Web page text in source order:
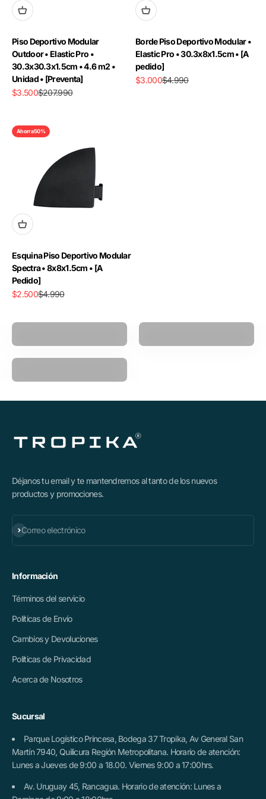
Piso Deportivo Modular
Outdoor • Elastic Pro •
30.3x30.3x1.5cm • 4.6 m2 •
Unidad • [Preventa]
Precio de oferta
$3.500Precio normal
$207.990
Borde Piso Deportivo Modular •
Elastic Pro • 30.3x8x1.5cm • [A
pedido]
Precio de oferta
$3.000Precio normal
$4.990
Ahorra 50%
Esquina Piso Deportivo Modular
Spectra • 8x8x1.5cm • [A
Pedido]
Precio de oferta
$2.500Precio normal
$4.990
Déjanos tu email y te mantendremos al tanto de los nuevos
productos y promociones.
Correo electrónico
Suscribirse
Información
Términos del servicio
Políticas de Envío
Cambios y Devoluciones
Políticas de Privacidad
Acerca de Nosotros
Sucursal
Parque Logístico Princesa, Bodega 37 Tropika, Av General San
Martín 7940, Quilicura Región Metropolitana. Horario de atención:
Lunes a Jueves de 9:00 a 18.00. Viernes 9:00 a 17:00hrs.
Av. Uruguay 45, Rancagua. Horario de atención: Lunes a